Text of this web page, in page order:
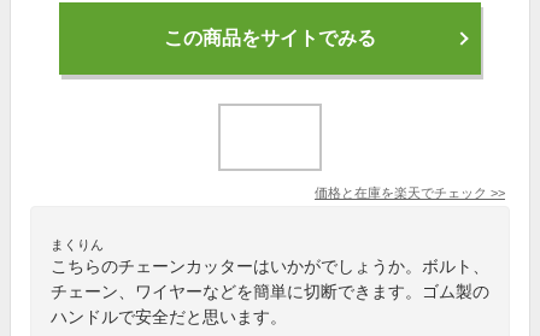
この商品をサイトでみる
価格と在庫を楽天でチェック >>
まくりん
こちらのチェーンカッターはいかがでしょうか。ボルト、
チェーン、ワイヤーなどを簡単に切断できます。ゴム製の
ハンドルで安全だと思います。